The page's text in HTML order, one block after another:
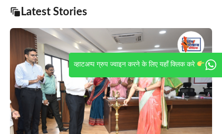
व्हाटअप्प ग्रुप ज्वाइन करने के लिए यहाँ क्लिक करे
Latest Stories